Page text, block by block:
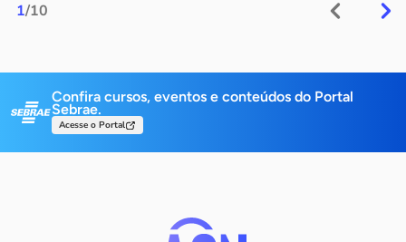
1/10
Confira cursos, eventos e conteúdos do Portal
Sebrae.
Acesse o Portal